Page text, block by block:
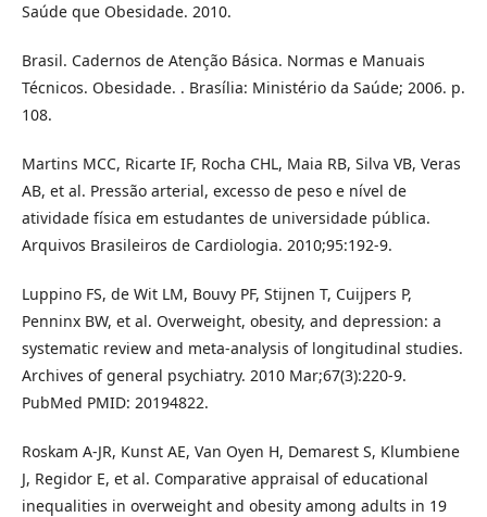
Saúde que Obesidade. 2010.
Brasil. Cadernos de Atenção Básica. Normas e Manuais
Técnicos. Obesidade. . Brasília: Ministério da Saúde; 2006. p.
108.
Martins MCC, Ricarte IF, Rocha CHL, Maia RB, Silva VB, Veras
AB, et al. Pressão arterial, excesso de peso e nível de
atividade física em estudantes de universidade pública.
Arquivos Brasileiros de Cardiologia. 2010;95:192-9.
Luppino FS, de Wit LM, Bouvy PF, Stijnen T, Cuijpers P,
Penninx BW, et al. Overweight, obesity, and depression: a
systematic review and meta-analysis of longitudinal studies.
Archives of general psychiatry. 2010 Mar;67(3):220-9.
PubMed PMID: 20194822.
Roskam A-JR, Kunst AE, Van Oyen H, Demarest S, Klumbiene
J, Regidor E, et al. Comparative appraisal of educational
inequalities in overweight and obesity among adults in 19